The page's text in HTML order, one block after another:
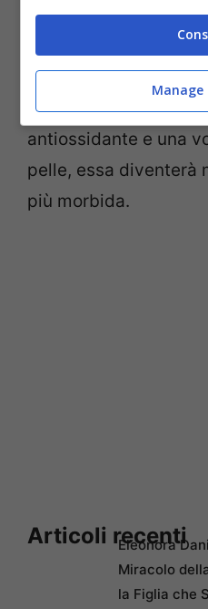
passare poi al
Ma il miele è anche
contrastare i segni
antiossidante e una
pelle, essa diventerà
più morbida.
Articoli recenti
Eleonora
Miracolo
la Figlia che